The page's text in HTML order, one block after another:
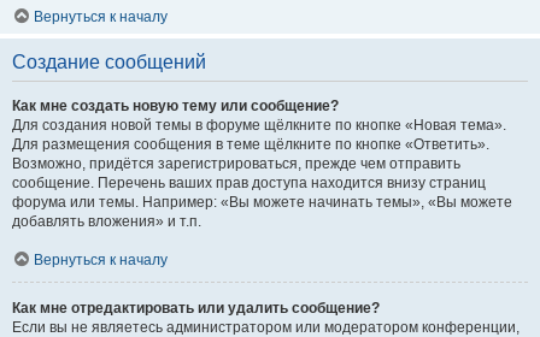
Вернуться к началу
Создание сообщений
Как мне создать новую тему или сообщение?
Для создания новой темы в форуме щёлкните по кнопке «Новая тема».
Для размещения сообщения в теме щёлкните по кнопке «Ответить».
Возможно, придётся зарегистрироваться, прежде чем отправить
сообщение. Перечень ваших прав доступа находится внизу страниц
форума или темы. Например: «Вы можете начинать темы», «Вы можете
добавлять вложения» и т.п.
Вернуться к началу
Как мне отредактировать или удалить сообщение?
Если вы не являетесь администратором или модератором конференции,